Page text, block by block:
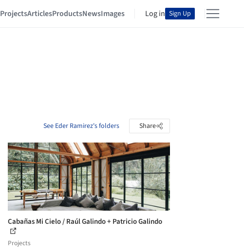
ProjectsArticlesProductsNewsImages Log in Sign Up
See Eder Ramirez's folders Share
Cabañas Mi Cielo / Raúl Galindo + Patricio Galindo
Projects